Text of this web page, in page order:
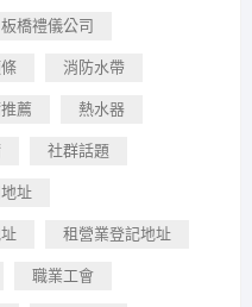
板橋禮儀公司
消防水帶
薦 熱水器
社群話題
址
租營業登記地址
職業工會